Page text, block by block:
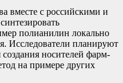
с российскими и
полианилин локально
Исследователи планируют
носителей фарм-
на примере других